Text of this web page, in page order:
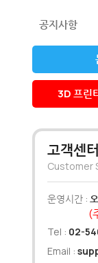
공지사항
3D 프린
고객센터
Customer
운영시간 :
(
Tel : 02-
Email :